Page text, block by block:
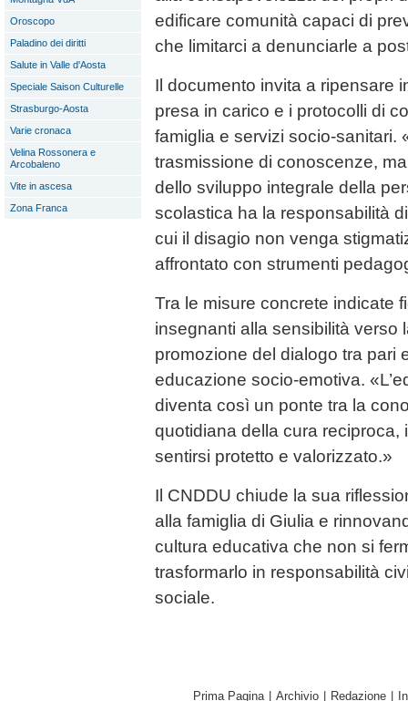
Oroscopo
Paladino dei diritti
Salute in Valle d'Aosta
Speciale Saison Culturelle
Strasburgo-Aosta
Varie cronaca
Velina Rossonera e
Arcobaleno
Vite in ascesa
Zona Franca
edificare comunità capaci di
che limitarci a denunciarle a
Il documento invita a ripensare
presa in carico e i protocolli di
famiglia e servizi socio-sanitari.
trasmissione di conoscenze,
dello sviluppo integrale della
scolastica ha la responsabilità
cui il disagio non venga
affrontato con strumenti
Tra le misure concrete indicate
insegnanti alla sensibilità verso
promozione del dialogo tra pari
educazione socio-emotiva.
diventa così un ponte tra la
quotidiana della cura reciproca,
sentirsi protetto e valorizzato.»
Il CNDDU chiude la sua
alla famiglia di Giulia e
cultura educativa che non si
trasformarlo in responsabilità
sociale.
Prima Pagina | Archivio | Redazione |